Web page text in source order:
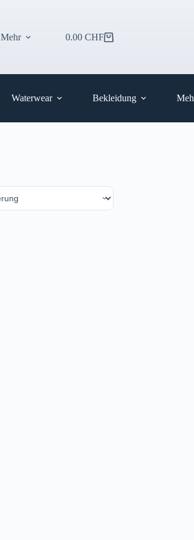
Mehr Warenkorb
0.00 CHF
Waterwear Bekleidung